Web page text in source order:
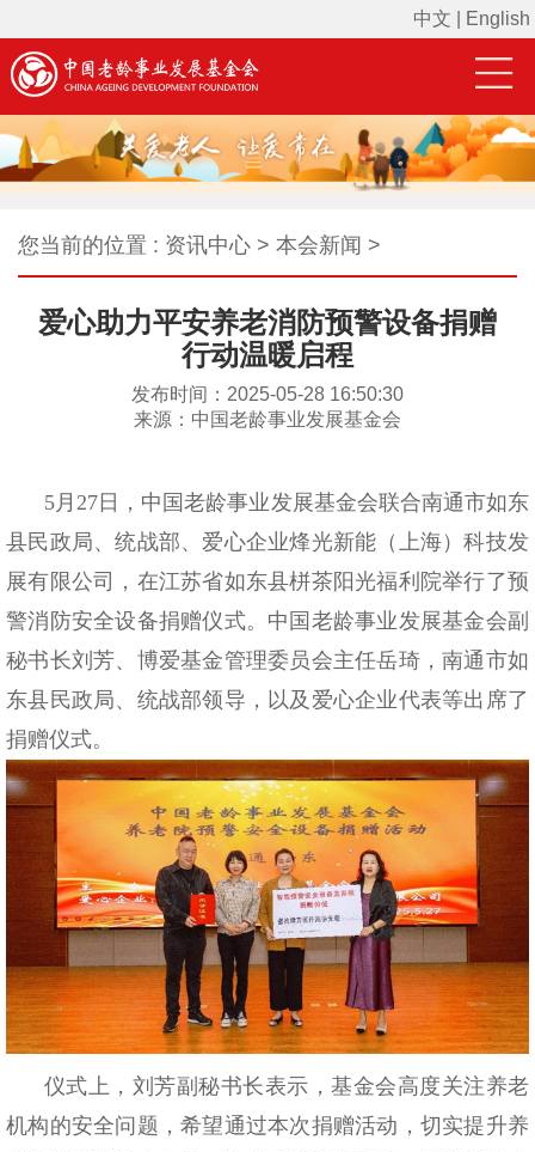
English
中文
您当前的位置 : 资讯中心 > 本会新闻 >
爱心助力平安养老消防预警设备捐赠
行动温暖启程
发布时间：2025-05-28 16:50:30
来源：中国老龄事业发展基金会
5月27日，中国老龄事业发展基金会联合南通市如东
县民政局、统战部、爱心企业烽光新能（上海）科技发
展有限公司，在江苏省如东县栟茶阳光福利院举行了预
警消防安全设备捐赠仪式。中国老龄事业发展基金会副
秘书长刘芳、博爱基金管理委员会主任岳琦，南通市如
东县民政局、统战部领导，以及爱心企业代表等出席了
捐赠仪式。
仪式上，刘芳副秘书长表示，基金会高度关注养老
机构的安全问题，希望通过本次捐赠活动，切实提升养